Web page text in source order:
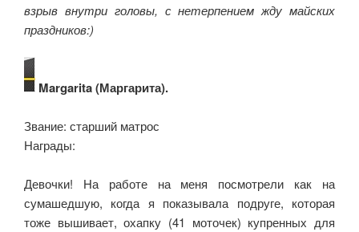
взрыв внутри головы, с нетерпением жду майских
праздников:)
Margarita (Маргарита).
Звание: старший матрос
Награды:
Девочки! На работе на меня посмотрели как на
сумашедшую, когда я показывала подруге, которая
тоже вышивает, охапку (41 моточек) купренных для